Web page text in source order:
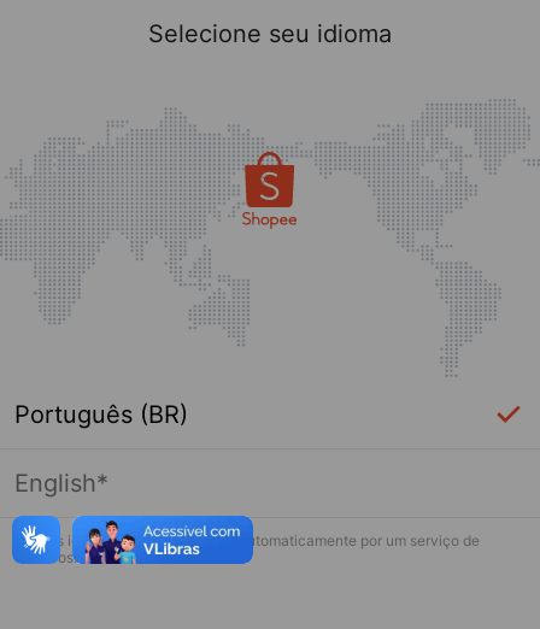
Página indisponível
Desculpe, algo deu errado. Faça login
Selecione seu idioma
Português (BR)
English*
* Esses idiomas serão traduzidos automaticamente por um serviço de
terceiros.